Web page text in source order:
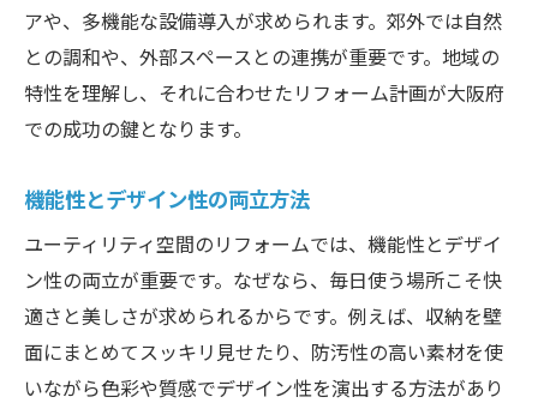
希望に合ったリフォームプランの立て方
機能性重視のリフォームアイデア集
デザイン性を高める工夫を紹介
大阪府のリフォーム相談窓口を活用
理想を叶えるためのポイント整理
ユーティリティ空間を大阪府でリフォームする
メリット
大阪府でリフォームする安心感とは
ユーティリティ空間の価値向上ポイント
アや、多機能な設備導入が求められます。郊外では自然
との調和や、外部スペースとの連携が重要です。地域の
特性を理解し、それに合わせたリフォーム計画が大阪府
での成功の鍵となります。
機能性とデザイン性の両立方法
ユーティリティ空間のリフォームでは、機能性とデザイ
ン性の両立が重要です。なぜなら、毎日使う場所こそ快
適さと美しさが求められるからです。例えば、収納を壁
面にまとめてスッキリ見せたり、防汚性の高い素材を使
いながら色彩や質感でデザイン性を演出する方法があり